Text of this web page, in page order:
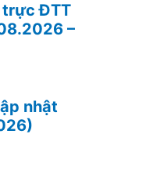
trực ĐTT
–
nhật